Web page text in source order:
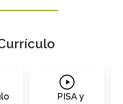
Play
Video
PISA y